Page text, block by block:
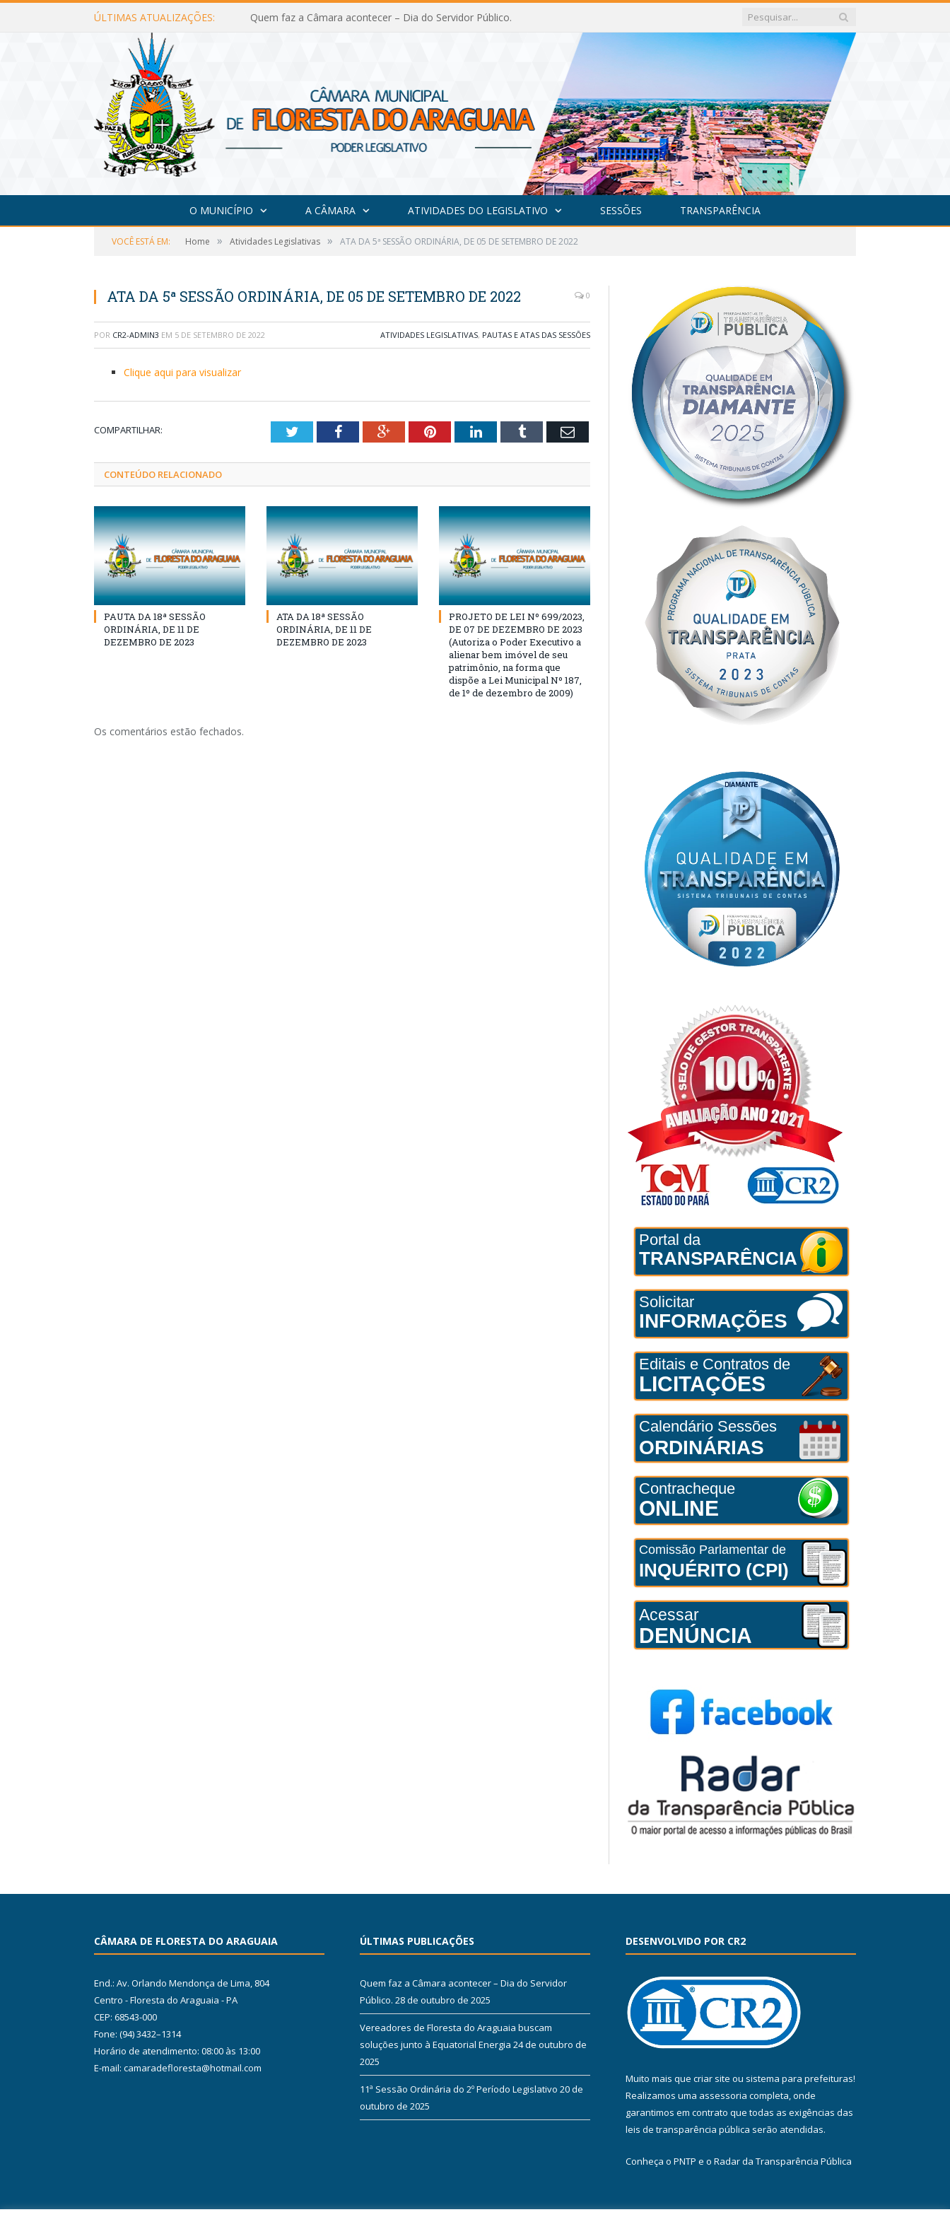
ÚLTIMAS ATUALIZAÇÕES: Quem faz a Câmara acontecer – Dia do Servidor Público.
O MUNICÍPIO A CÂMARA ATIVIDADES DO LEGISLATIVO SESSÕES TRANSPARÊNCIA
VOCÊ ESTÁ EM: Home » Atividades Legislativas » ATA DA 5ª SESSÃO ORDINÁRIA, DE 05 DE SETEMBRO DE 2022
ATA DA 5ª SESSÃO ORDINÁRIA, DE 05 DE SETEMBRO DE 2022 0
POR CR2-ADMIN3 EM 5 DE SETEMBRO DE 2022 ATIVIDADES LEGISLATIVAS, PAUTAS E ATAS DAS SESSÕES
Clique aqui para visualizar
COMPARTILHAR: TwitterFacebookGoogle+PinterestLinkedInTumblr Email
CONTEÚDO RELACIONADO
PAUTA DA 18ª SESSÃO
ORDINÁRIA, DE 11 DE
DEZEMBRO DE 2023
ATA DA 18ª SESSÃO
ORDINÁRIA, DE 11 DE
DEZEMBRO DE 2023
PROJETO DE LEI Nº 699/2023,
DE 07 DE DEZEMBRO DE 2023
(Autoriza o Poder Executivo a
alienar bem imóvel de seu
patrimônio, na forma que
dispõe a Lei Municipal Nº 187,
de 1º de dezembro de 2009)
Os comentários estão fechados.
Portal da
TRANSPARÊNCIA
Solicitar
INFORMAÇÕES
Editais e Contratos de
LICITAÇÕES
Calendário Sessões
ORDINÁRIAS
Contracheque
ONLINE
Comissão Parlamentar de
INQUÉRITO (CPI)
Acessar
DENÚNCIA
CÂMARA DE FLORESTA DO ARAGUAIA
End.: Av. Orlando Mendonça de Lima, 804
Centro - Floresta do Araguaia - PA
CEP: 68543-000
Fone: (94) 3432–1314
Horário de atendimento: 08:00 às 13:00
E-mail: camaradefloresta@hotmail.com
ÚLTIMAS PUBLICAÇÕES
Quem faz a Câmara acontecer – Dia do Servidor
Público. 28 de outubro de 2025
Vereadores de Floresta do Araguaia buscam
soluções junto à Equatorial Energia 24 de outubro de
2025
11ª Sessão Ordinária do 2º Período Legislativo 20 de
outubro de 2025
DESENVOLVIDO POR CR2
Muito mais que criar site ou sistema para prefeituras!
Realizamos uma assessoria completa, onde
garantimos em contrato que todas as exigências das
leis de transparência pública serão atendidas.
Conheça o PNTP e o Radar da Transparência Pública